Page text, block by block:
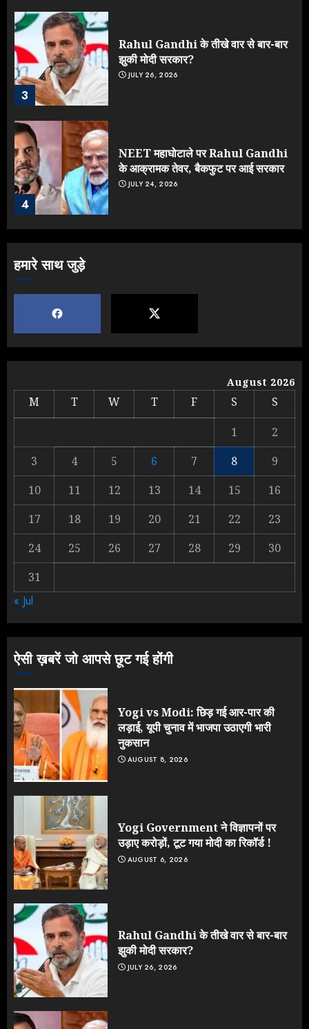
3
Rahul Gandhi के तीखे वार से बार-बार
झुकी मोदी सरकार?
JULY 26, 2026
4
NEET महाघोटाले पर Rahul Gandhi
के आक्रामक तेवर, बैकफुट पर आई सरकार
JULY 24, 2026
1
Yogi vs Modi: छिड़ गई आर-पार की
लड़ाई, यूपी चुनाव में भाजपा उठाएगी भारी
नुकसान
2
Yogi Government ने विज्ञापनों पर
उड़ाए करोड़ों, टूट गया मोदी का रिकॉर्ड !
3
Rahul Gandhi के तीखे वार से बार-बार
हमारे साथ जुड़े
August 2026
M T W T F S
S
1
2
3
4 5 6 7 8
9
10
11 12 13 14 15
16
17
18 19 20 21 22
23
24
25 26 27 28 29
30
31
« Jul
ऐसी ख़बरें जो आपसे छूट गई होंगी
Yogi vs Modi: छिड़ गई आर-पार की
लड़ाई, यूपी चुनाव में भाजपा उठाएगी भारी
नुकसान
AUGUST 8, 2026
Yogi Government ने विज्ञापनों पर
उड़ाए करोड़ों, टूट गया मोदी का रिकॉर्ड !
AUGUST 6, 2026
Rahul Gandhi के तीखे वार से बार-बार
झुकी मोदी सरकार?
JULY 26, 2026